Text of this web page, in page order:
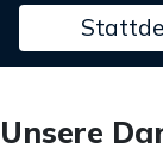
Unsere